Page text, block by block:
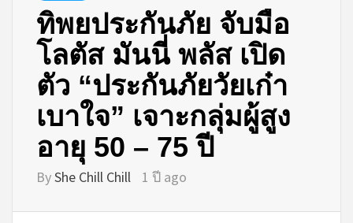
ทิพยประกันภัย จับมือ
โลตัส มันนี่ พลัส เปิด
ตัว “ประกันภัยวัยเก๋า
เบาใจ” เจาะกลุ่มผู้สูง
อายุ 50 – 75 ปี
ByShe Chill Chill 1 ปี ago